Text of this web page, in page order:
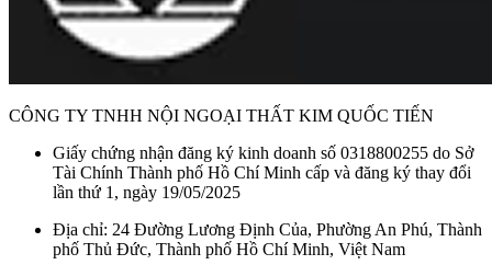
CÔNG TY TNHH NỘI NGOẠI THẤT KIM QUỐC TIẾN
Giấy chứng nhận đăng ký kinh doanh số 0318800255 do Sở
Tài Chính Thành phố Hồ Chí Minh cấp và đăng ký thay đổi
lần thứ 1, ngày 19/05/2025
Địa chỉ: 24 Đường Lương Định Của, Phường An Phú, Thành
phố Thủ Đức, Thành phố Hồ Chí Minh, Việt Nam